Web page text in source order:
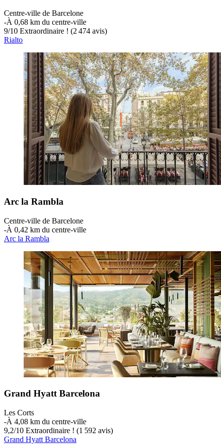
Centre-ville de Barcelone
‐À 0,68 km du centre-ville
9/10 Extraordinaire ! (2 474 avis)
Rialto
Arc la Rambla
Centre-ville de Barcelone
‐À 0,42 km du centre-ville
Arc la Rambla
Grand Hyatt Barcelona
Les Corts
‐À 4,08 km du centre-ville
9,2/10 Extraordinaire ! (1 592 avis)
Grand Hyatt Barcelona